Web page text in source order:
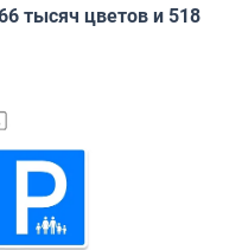
тысяч цветов и 518